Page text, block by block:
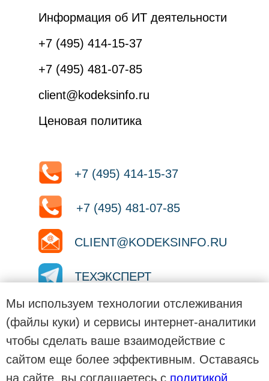
Мы используем технологии отслеживания
(файлы куки) и сервисы интернет-аналитики
чтобы сделать ваше взаимодействие с
сайтом еще более эффективным. Оставаясь
на сайте, вы соглашаетесь с политикой
+7 (495) 414-15-37
+7 (495) 481-07-85
CLIENT@KODEKSINFO.RU
ТЕХЭКСПЕРТ
ТЕХЭКСПЕРТ
ТЕХЭКСПЕРТ
+7 (495) 414-15-37
+7 (495) 481-07-85
client@kodeksinfo.ru
Информация об ИТ деятельности
Ценовая политика